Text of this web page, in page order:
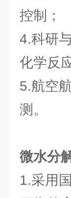
控制；
4.科研
化学反
5.航空
测。
微水分
1.采用